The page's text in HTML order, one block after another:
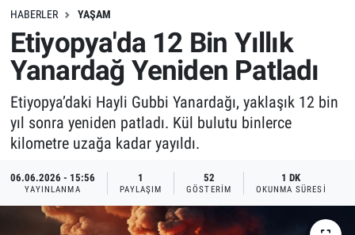
HABERLER YAŞAM
Etiyopya'da 12 Bin Yıllık
Yanardağ Yeniden Patladı
Etiyopya’daki Hayli Gubbi Yanardağı, yaklaşık 12 bin
yıl sonra yeniden patladı. Kül bulutu binlerce
kilometre uzağa kadar yayıldı.
06.06.2026 - 15:56
YAYINLANMA
1
PAYLAŞIM
52
GÖSTERIM
1 DK
OKUNMA SÜRESI